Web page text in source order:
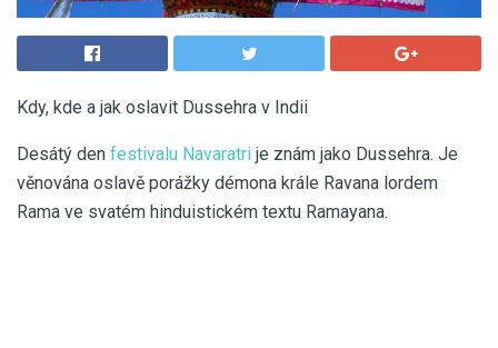
Kdy, kde a jak oslavit Dussehra v Indii
Desátý den festivalu Navaratri je znám jako Dussehra. Je
věnována oslavě porážky démona krále Ravana lordem
Rama ve svatém hinduistickém textu Ramayana.